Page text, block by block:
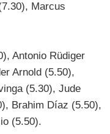
Marcus
Antonio Rüdiger
Arnold (5.50),
(5.30), Jude
Brahim Díaz (5.50),
(5.50).